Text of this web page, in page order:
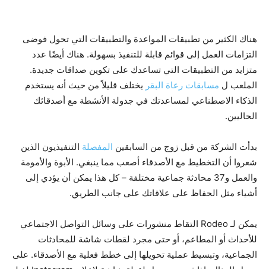
هناك الكثير من تطبيقات المواعدة والتطبيقات التي تحول فوضى
التزامات العمل إلى قوائم قابلة للتنفيذ بسهولة. هناك أيضًا عدد
متزايد من التطبيقات التي تساعدك على تكوين صداقات جديدة.
الملعب ل مسابقات رعاة البقر يختلف قليلاً من حيث أنه يستخدم
الذكاء الاصطناعي لمساعدتك في جدولة الأنشطة مع أصدقائك
الحاليين.
بدأت الشركة من قبل زوج من السابقين المفصلة التنفيذيون الذين
شعروا أن التخطيط مع الأصدقاء أصعب مما ينبغي. الأبوة والأمومة
والعمل و37 محادثة جماعية مختلفة – كل هذا يمكن أن يؤدي إلى
أشياء مثل الحفاظ على علاقاتك على جانب الطريق.
يمكن لـ Rodeo التقاط منشورات على وسائل التواصل الاجتماعي
للأحداث أو المطاعم، أو حتى مجرد لقطات شاشة للمحادثات
الجماعية، وتبسيط عملية تحويلها إلى خطط فعلية مع الأصدقاء. على